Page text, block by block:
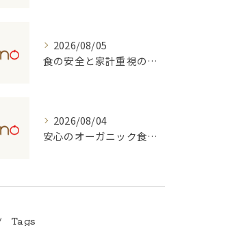
2026/08/05
食の安全と家計重視の有機野菜宅配を大阪府で始めるコツ
2026/08/04
安心のオーガニック食品を支える宅配のしくみ
Tags